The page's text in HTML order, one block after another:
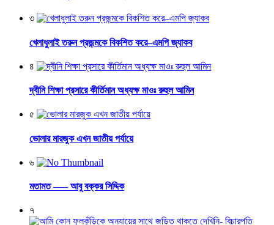
৩
খেলাধুলাই তরুন প্রজন্মকে বিকশিত করে–এমপি জ্যাকব
৪
দ্বীনি শিক্ষা প্রসারে কীর্তিমান অধ্যক্ষ মাওঃ রুহুল আমিন
৫
ভোলার মারজুক এখন জাতীয় পর্যায়ে
৬
মতামত —– আবু বক্কর সিদ্দিক
৭